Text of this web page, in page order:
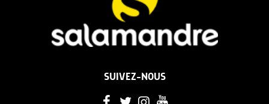
SUIVEZ-NOUS